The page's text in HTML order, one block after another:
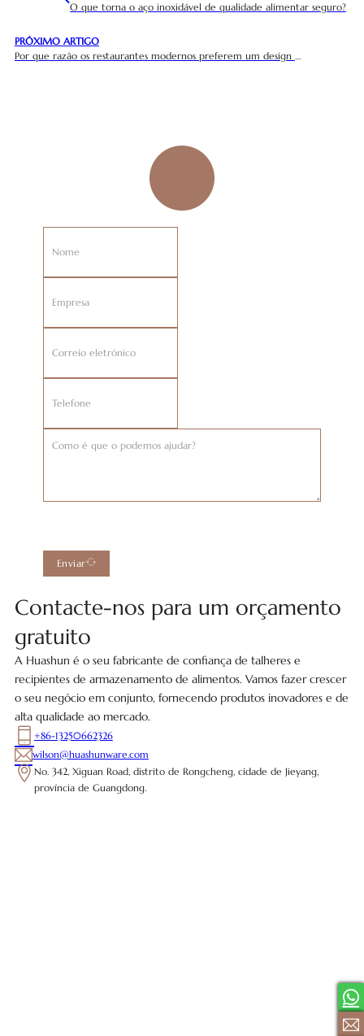
O que torna o aço inoxidável de qualidade alimentar seguro?
PRÓXIMO ARTIGO
Por que razão os restaurantes modernos preferem um design minimalista de talheres para a sua imagem de marca
Contacte-nos para um orçamento
gratuito
A Huashun é o seu fabricante de confiança de talheres e
recipientes de armazenamento de alimentos. Vamos fazer crescer
o seu negócio em conjunto, fornecendo produtos inovadores e de
alta qualidade ao mercado.
+86-13250662326
wilson@huashunware.com
No. 342, Xiguan Road, distrito de Rongcheng, cidade de Jieyang,
província de Guangdong.
Enviar